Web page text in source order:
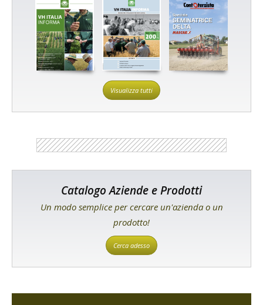
Visualizza tutti
Catalogo Aziende e Prodotti
Un modo semplice per cercare un'azienda o un
prodotto!
Cerca adesso